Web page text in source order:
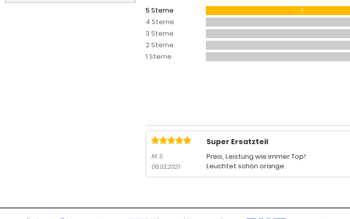
5 Sterne
1
4 Sterne
3 Sterne
2 Sterne
1 Sterne
M. S.
06.03.2021
Super Ersatzteil
Preis, Leistung wie immer Top!
Leuchtet schön orange.